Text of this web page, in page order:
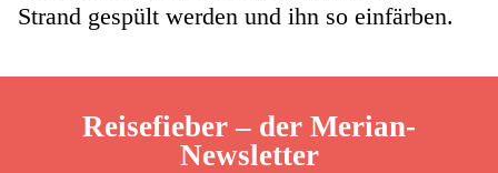
Strand gespült werden und ihn so einfärben.
Reisefieber – der Merian-
Newsletter